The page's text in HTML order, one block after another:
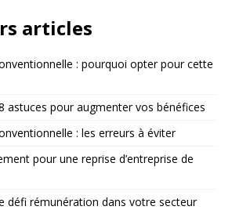
articles
: pourquoi opter pour cette
astuces pour augmenter vos bénéfices
: les erreurs à éviter
pour une reprise d’entreprise de
défi rémunération dans votre secteur